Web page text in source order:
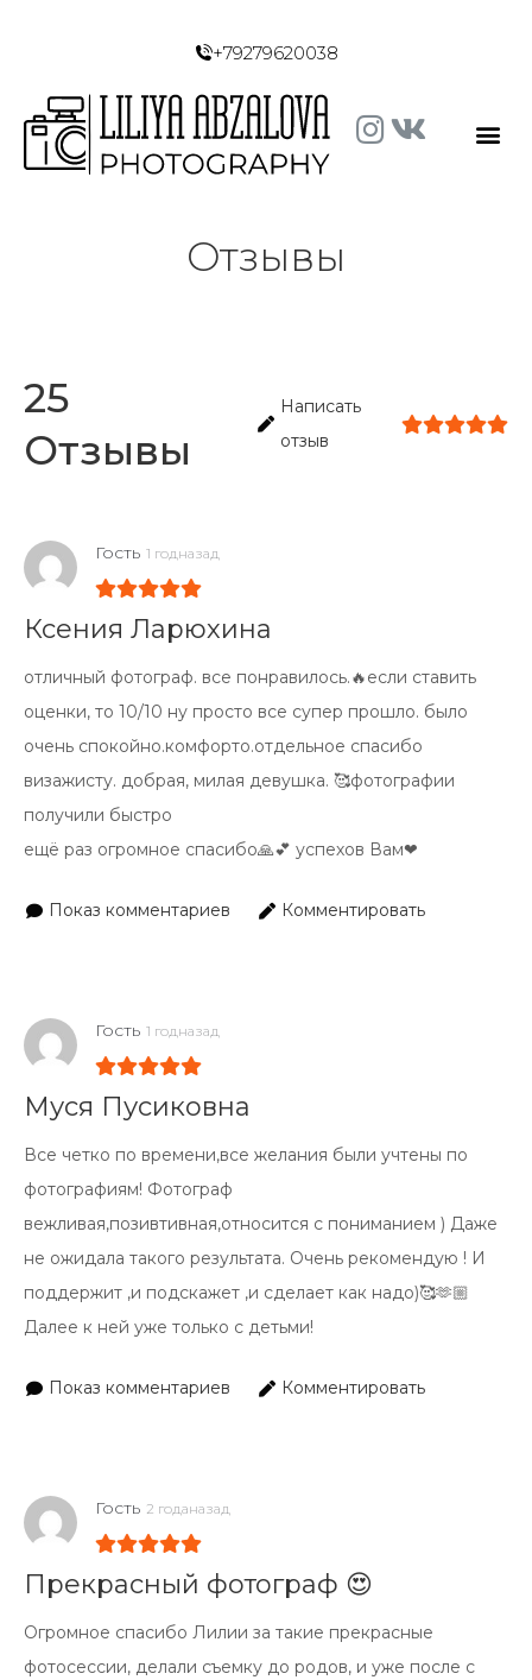
+79279620038
Отзывы
25
Отзывы
Написать
отзыв
Гость 1 годназад
Ксения Ларюхина
отличный фотограф. все понравилось.🔥если ставить
оценки, то 10/10 ну просто все супер прошло. было
очень спокойно.комфорто.отдельное спасибо
визажисту. добрая, милая девушка. 🥰фотографии
получили быстро
ещё раз огромное спасибо🙏💕 успехов Вам❤
Показ комментариев Комментировать
Гость 1 годназад
Муся Пусиковна
Все четко по времени,все желания были учтены по
фотографиям! Фотограф
вежливая,позивтивная,относится с пониманием ) Даже
не ожидала такого результата. Очень рекомендую ! И
поддержит ,и подскажет ,и сделает как надо)🥰🫶🏼
Далее к ней уже только с детьми!
Показ комментариев Комментировать
Гость 2 годаназад
Прекрасный фотограф 😍
Огромное спасибо Лилии за такие прекрасные
фотосессии, делали съемку до родов, и уже после с